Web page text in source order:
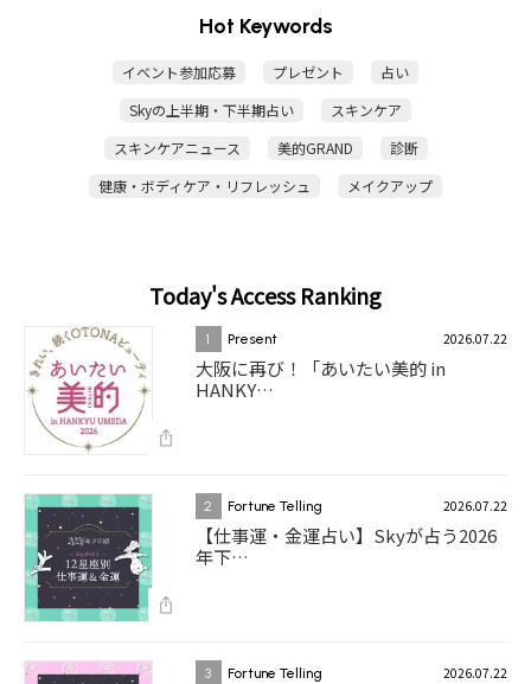
Hot Keywords
イベント参加応募 プレゼント
占い
Skyの上半期・下半期占い
スキンケア
スキンケアニュース
美的GRAND
診断
健康・ボディケア・リフレッシュ
メイクアップ
Today's Access Ranking
1 Present 2026.07.22
大阪に再び！「あいたい美的 in
HANKY…
2 Fortune Telling 2026.07.22
【仕事運・金運占い】Skyが占う2026
年下…
3 Fortune Telling 2026.07.22